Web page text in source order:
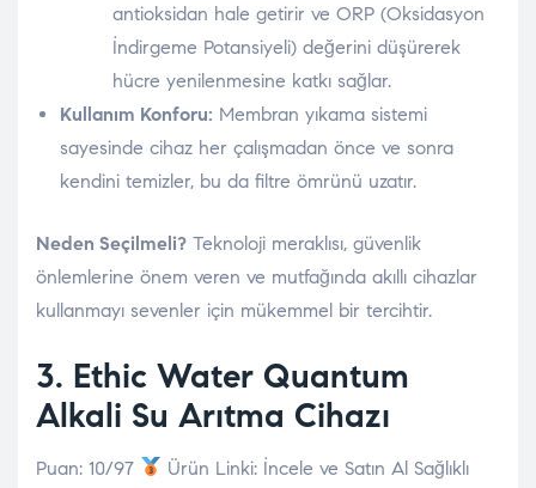
antioksidan hale getirir ve ORP (Oksidasyon
İndirgeme Potansiyeli) değerini düşürerek
hücre yenilenmesine katkı sağlar.
Kullanım Konforu: Membran yıkama sistemi
sayesinde cihaz her çalışmadan önce ve sonra
kendini temizler, bu da filtre ömrünü uzatır.
Neden Seçilmeli? Teknoloji meraklısı, güvenlik
önlemlerine önem veren ve mutfağında akıllı cihazlar
kullanmayı sevenler için mükemmel bir tercihtir.
3. Ethic Water Quantum
Alkali Su Arıtma Cihazı
Puan: 10/97
Ürün Linki: İncele ve Satın Al Sağlıklı